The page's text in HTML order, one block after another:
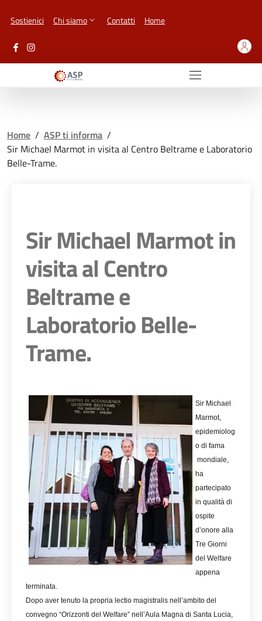
Sostienici Chi siamo Contatti Home
Home / ASP ti informa /
Sir Michael Marmot in visita al Centro Beltrame e Laboratorio
Belle-Trame.
Sir Michael Marmot in
visita al Centro
Beltrame e
Laboratorio Belle-
Trame.
Sir Michael
Marmot,
epidemiolog
o di fama
mondiale,
ha
partecipato
in qualità di
ospite
d’onore alla
Tre Giorni
del Welfare
appena
terminata.
Dopo aver tenuto la propria lectio magistralis nell’ambito del
convegno “Orizzonti del Welfare” nell’Aula Magna di Santa Lucia,